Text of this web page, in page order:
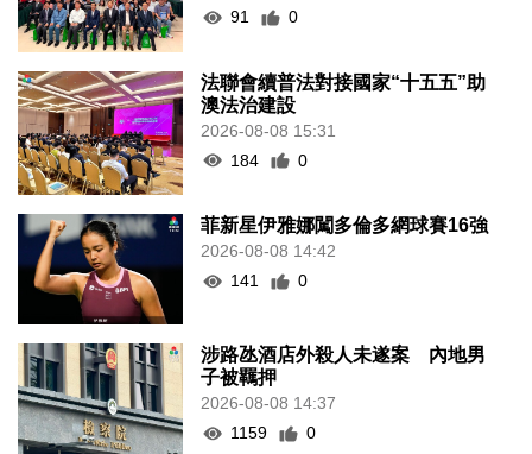
91 0
法聯會續普法對接國家“十五五”助
澳法治建設
2026-08-08 15:31
184
0
菲新星伊雅娜闖多倫多網球賽16強
2026-08-08 14:42
141
0
涉路氹酒店外殺人未遂案 內地男
子被羈押
2026-08-08 14:37
1159
0